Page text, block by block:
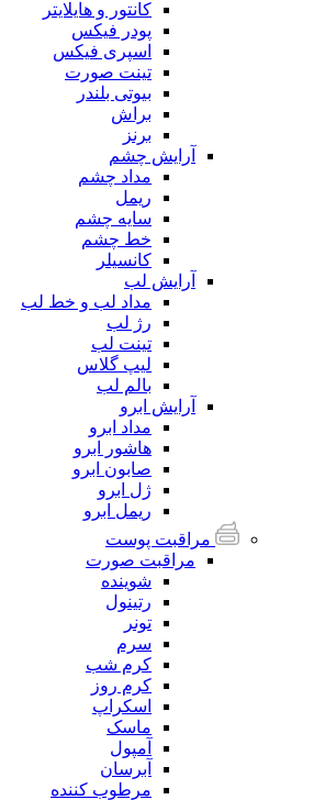
کانتور و هایلایتر
پودر فیکس
اسپری فیکس
تینت صورت
بیوتی بلندر
براش
برنز
آرایش چشم
مداد چشم
ریمل
سایه چشم
خط چشم
کانسیلر
آرایش لب
مداد لب و خط لب
رژ لب
تینت لب
لیپ گلاس
بالم لب
آرایش ابرو
مداد ابرو
هاشور ابرو
صابون ابرو
ژل ابرو
ریمل ابرو
مراقبت پوست
مراقبت صورت
شوینده
رتینول
تونر
سرم
کرم شب
کرم روز
اسکراپ
ماسک
آمپول
آبرسان
مرطوب کننده